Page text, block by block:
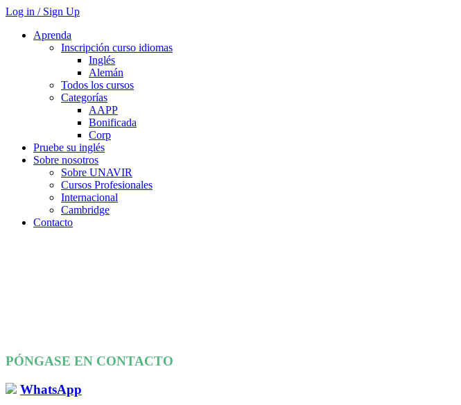
Log in / Sign Up
Aprenda
Inscripción curso idiomas
Inglés
Alemán
Todos los cursos
Categorías
AAPP
Bonificada
Corp
Pruebe su inglés
Sobre nosotros
Sobre UNAVIR
Cursos Profesionales
Internacional
Cambridge
Contacto
PÓNGASE EN CONTACTO
WhatsApp